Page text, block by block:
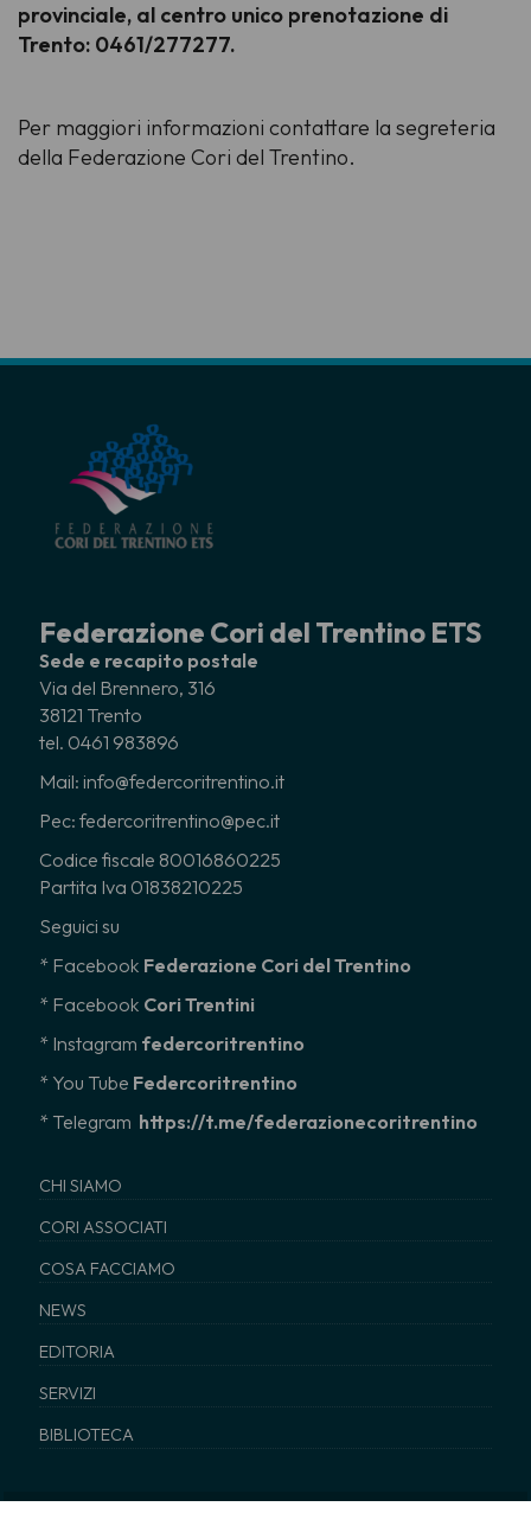
provinciale, al centro unico prenotazione di
Trento: 0461/277277.
Per maggiori informazioni contattare la segreteria
della Federazione Cori del Trentino.
Federazione Cori del Trentino ETS
Sede e recapito postale
Via del Brennero, 316
38121 Trento
tel. 0461 983896
Mail: info@federcoritrentino.it
Pec: federcoritrentino@pec.it
Codice fiscale 80016860225
Partita Iva 01838210225
Seguici su
* Facebook Federazione Cori del Trentino
* Facebook Cori Trentini
* Instagram federcoritrentino
* You Tube Federcoritrentino
* Telegram https://t.me/federazionecoritrentino
CHI SIAMO
CORI ASSOCIATI
COSA FACCIAMO
NEWS
EDITORIA
SERVIZI
BIBLIOTECA